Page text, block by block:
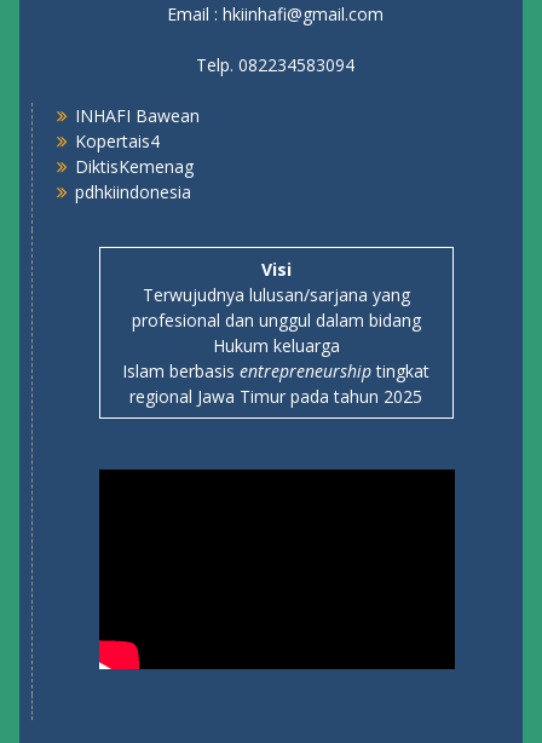
Email : hkiinhafi@gmail.com
Telp. 082234583094
INHAFI Bawean
Kopertais4
DiktisKemenag
pdhkiindonesia
Visi
Terwujudnya lulusan/sarjana yang
profesional dan unggul dalam bidang
Hukum keluarga
Islam berbasisentrepreneurshiptingkat
regional Jawa Timur pada tahun 2025